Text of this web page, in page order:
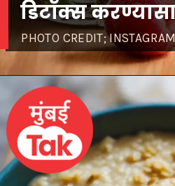
PHOTO CREDIT; INSTAGRAM
डिटॉक्स